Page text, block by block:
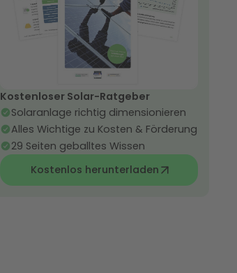
Kostenloser Solar-Ratgeber
Solaranlage richtig dimensionieren
Alles Wichtige zu Kosten & Förderung
29 Seiten geballtes Wissen
Kostenlos herunterladen